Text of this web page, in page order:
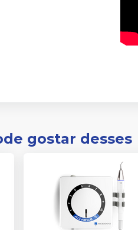
gostar desses